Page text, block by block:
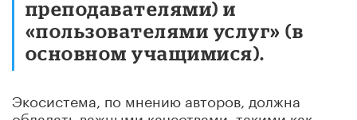
преподавателями) и
«пользователями услуг» (в
основном учащимися).
Экосистема, по мнению авторов, должна